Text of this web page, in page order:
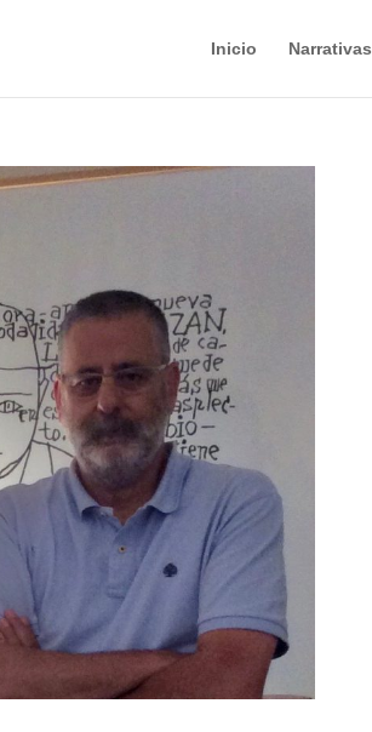
Inicio Narrativas